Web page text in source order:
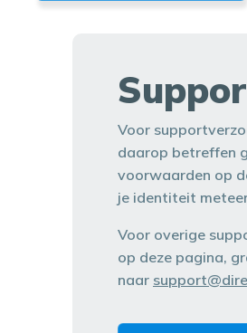
Voor
daarop betreffen
voorwaarden op
je identiteit
Voor overige
op deze pagina,
naar